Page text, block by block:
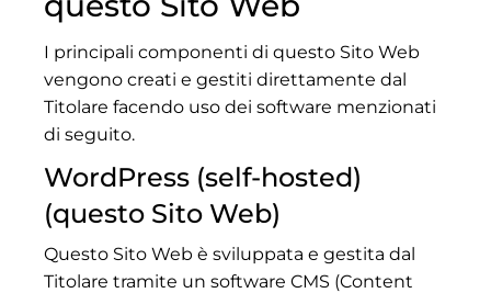
I principali componenti di questo Sito Web
vengono creati e gestiti direttamente dal
Titolare facendo uso dei software menzionati
di seguito.
WordPress (self-hosted)
(questo Sito Web)
Questo Sito Web è sviluppata e gestita dal
Titolare tramite un software CMS (Content